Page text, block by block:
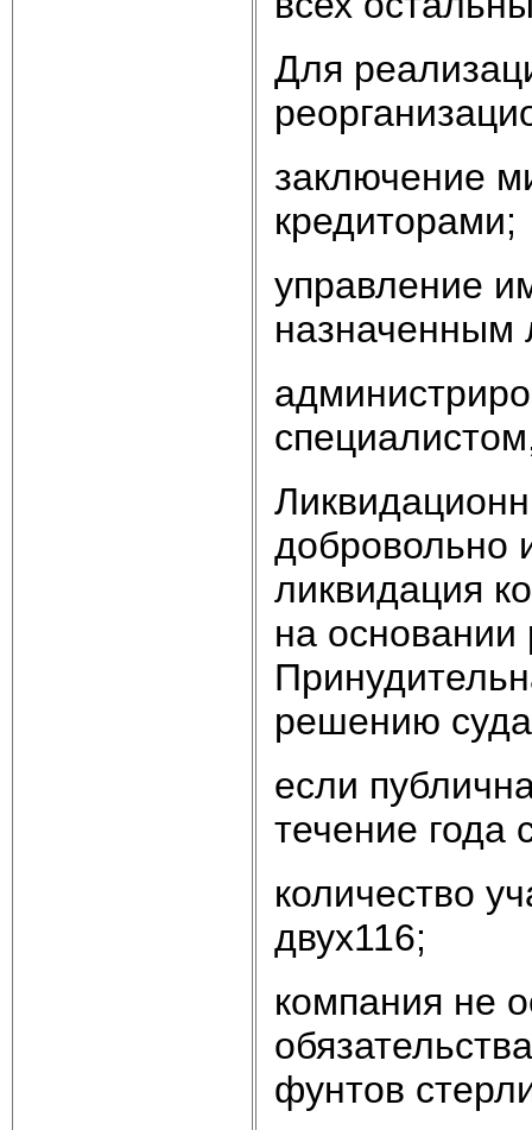
Для
заключение
кредиторами;
управление
назначенным
добровольно
ликвидация
на
решению
если
течение года
количество
двух116;
компания не
фунтов